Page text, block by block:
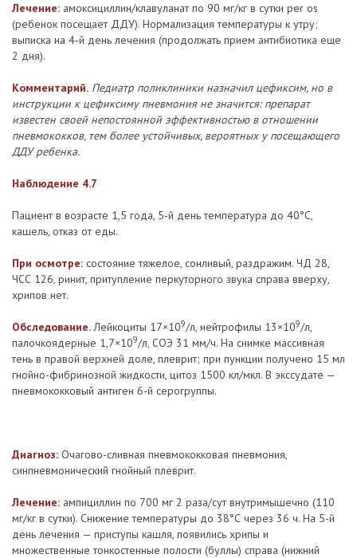
Лечение: амоксициллин/клавуланат по 90 мг/кг в сутки per os
(ребенок посещает ДДУ). Нормализация температуры к утру;
выписка на 4-й день лечения (продолжать прием антибиотика еще
2 дня).
Комментарий. Педиатр поликлиники назначил цефиксим, но в
инструкции к цефиксиму пневмония не значится: препарат
известен своей непостоянной эффективностью в отношении
пневмококков, тем более устойчивых, вероятных у посещающего
ДДУ ребенка.
Наблюдение 4.7
Пациент в возрасте 1,5 года, 5-й день температура до 40°С,
кашель, отказ от еды.
При осмотре: состояние тяжелое, сонливый, раздражим. ЧД 28,
ЧСС 126, ринит, притупление перкуторного звука справа вверху,
хрипов нет.
Обследование.Лейкоциты 17×109/л, нейтрофилы 13×109/л,
палочкоядерные 1,7×109/л, СОЭ 31 мм/ч. На снимке массивная
тень в правой верхней доле, плеврит; при пункции получено 15 мл
гнойно-фибринозной жидкости, цитоз 1500 кл/мкл. В экссудате —
пневмококковый антиген 6-й серогруппы.
Диагноз: Очагово-сливная пневмококковая пневмония,
синпневмонический гнойный плеврит.
Лечение: ампициллин по 700 мг 2 раза/сут внутримышечно (110
мг/кг в сутки). Снижение температуры до 38°С через 36 ч. На 5-й
день лечения — приступы кашля, появились хрипы и
множественные тонкостенные полости (буллы) справа (нижний